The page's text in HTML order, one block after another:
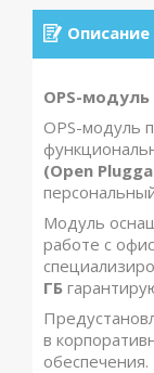
Описание
OPS-модуль
OPS-модуль
(Open
Модуль
работе с
ГБ
в
обеспечения.